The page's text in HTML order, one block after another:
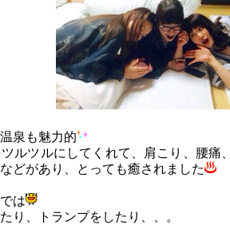
泉も魅力的
ルツルにしてくれて、肩こり、腰痛
どがあり、とっても癒されました
は
り、トランプをしたり、、。